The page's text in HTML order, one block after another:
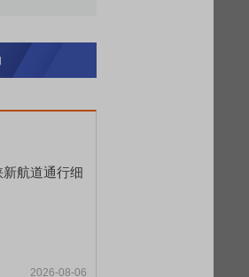
航道通行细
2026-08-06